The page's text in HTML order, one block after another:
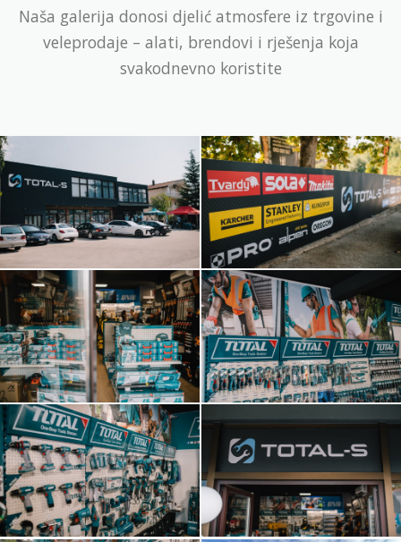
Naša galerija donosi djelić atmosfere iz trgovine i
veleprodaje – alati, brendovi i rješenja koja
svakodnevno koristite